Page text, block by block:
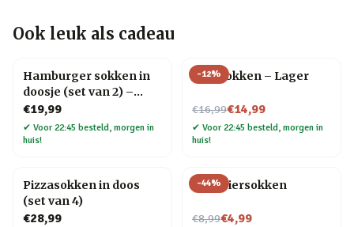
Ook leuk als cadeau
Hamburger sokken in
doosje (set van 2) –
Maat 41 t/m 45
€19,99
✔ Voor 22:45 besteld, morgen in
huis!
-12%
Bier sokken – Lager
€16,99
Nu voor€14,99
✔ Voor 22:45 besteld, morgen in
huis!
Pizzasokken in doos
(set van 4)
€28,99
-44%
Gele biersokken
€8,99
Nu voor€4,99